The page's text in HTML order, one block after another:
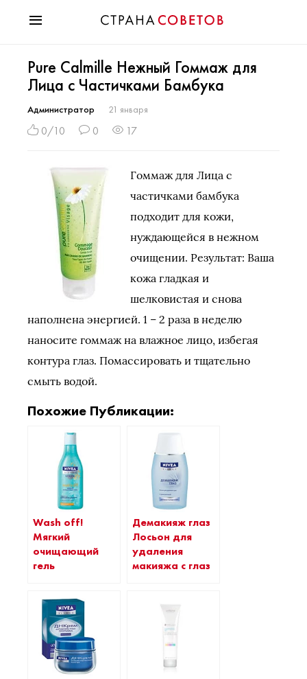
Мода
Звезды
Гороскопы
Здоровье
Праздники
Pure Calmille Нежный Гоммаж для
Лица с Частичками Бамбука
Администратор 21 января
0/10 0 17
Гоммаж для Лица с
частичками бамбука
подходит для кожи,
нуждающейся в нежном
очищении. Результат: Ваша
кожа гладкая и
шелковистая и снова
наполнена энергией. 1 – 2 раза в неделю
наносите гоммаж на влажное лицо, избегая
контура глаз. Помассировать и тщательно
смыть водой.
Похожие Публикации:
Wash off!
Мягкий
очищающий
гель
Демакияж глаз
Лосьон для
удаления
макияжа с глаз